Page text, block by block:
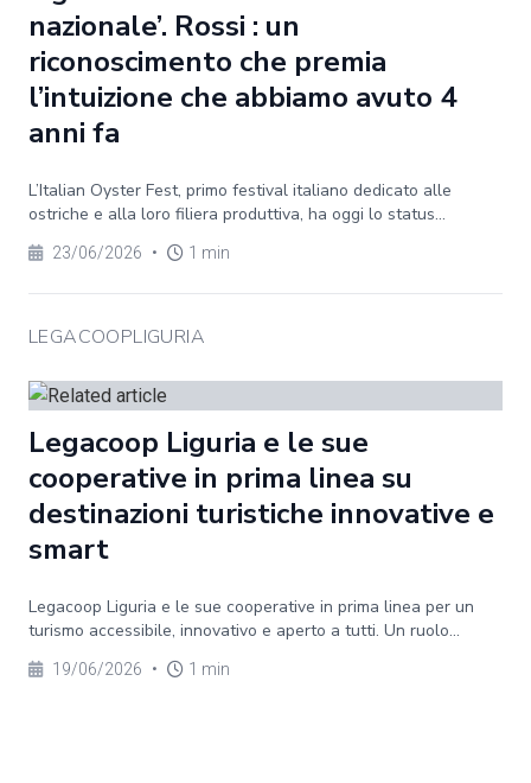
nazionale’. Rossi : un
riconoscimento che premia
l’intuizione che abbiamo avuto 4
anni fa
L’Italian Oyster Fest, primo festival italiano dedicato alle
ostriche e alla loro filiera produttiva, ha oggi lo status...
23/06/2026 • 1 min
LEGACOOPLIGURIA
Legacoop Liguria e le sue
cooperative in prima linea su
destinazioni turistiche innovative e
smart
Legacoop Liguria e le sue cooperative in prima linea per un
turismo accessibile, innovativo e aperto a tutti. Un ruolo...
19/06/2026 • 1 min